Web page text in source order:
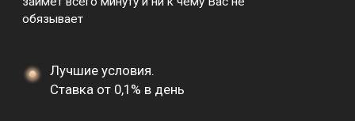
Получите до 50